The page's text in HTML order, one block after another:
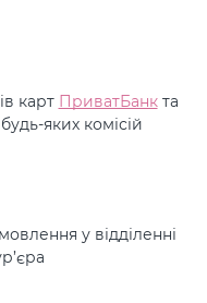
карт ПриватБанкта
яких комісій
у відділенні